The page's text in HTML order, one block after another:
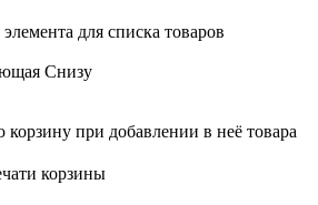
для списка товаров
Снизу
при добавлении в неё товара
корзины